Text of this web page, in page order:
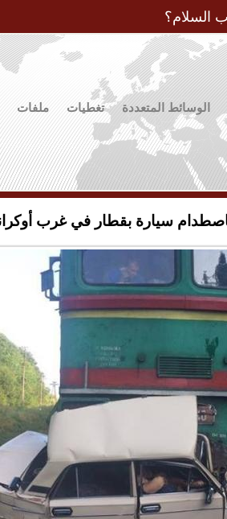
السلام؟
الوسائط المتعددة تغطيات ملفات